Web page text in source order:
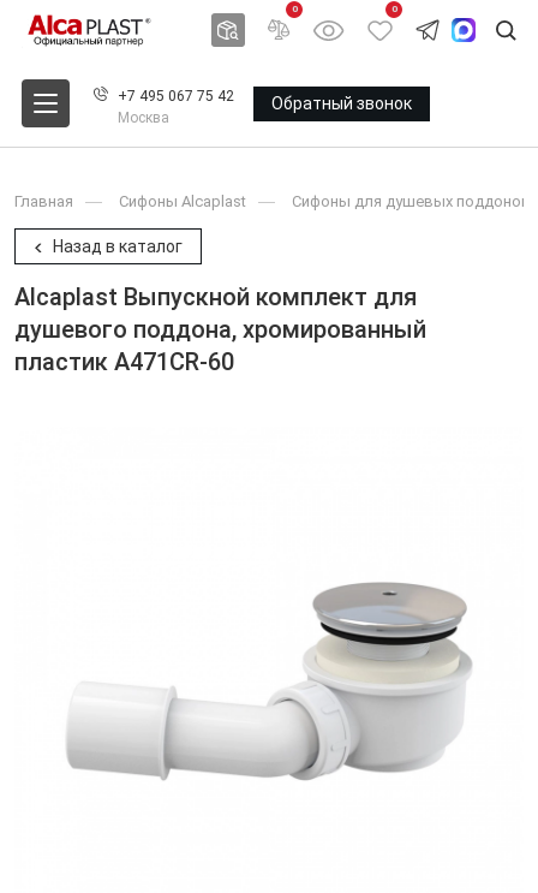
0 0
+7 495 067 75 42
Москва
Обратный звонок
Главная Сифоны Alcaplast Сифоны для душевых поддонов
Назад в каталог
Alcaplast Выпускной комплект для
душевого поддона, хромированный
пластик A471CR-60